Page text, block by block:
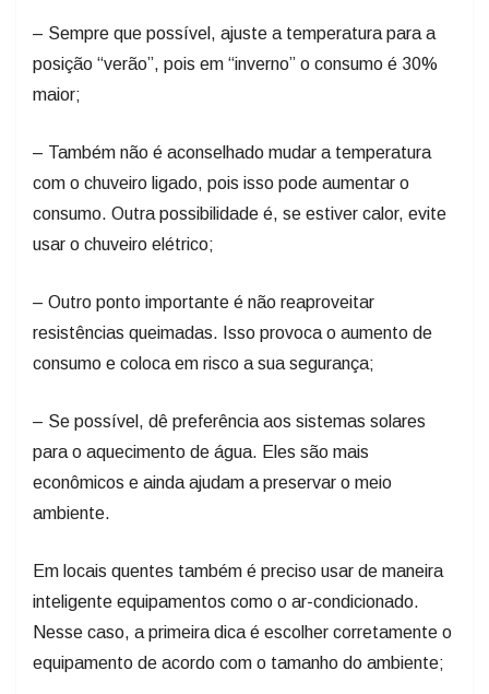
– Sempre que possível, ajuste a temperatura para a
posição “verão”, pois em “inverno” o consumo é 30%
maior;
– Também não é aconselhado mudar a temperatura
com o chuveiro ligado, pois isso pode aumentar o
consumo. Outra possibilidade é, se estiver calor, evite
usar o chuveiro elétrico;
– Outro ponto importante é não reaproveitar
resistências queimadas. Isso provoca o aumento de
consumo e coloca em risco a sua segurança;
– Se possível, dê preferência aos sistemas solares
para o aquecimento de água. Eles são mais
econômicos e ainda ajudam a preservar o meio
ambiente.
Em locais quentes também é preciso usar de maneira
inteligente equipamentos como o ar-condicionado.
Nesse caso, a primeira dica é escolher corretamente o
equipamento de acordo com o tamanho do ambiente;